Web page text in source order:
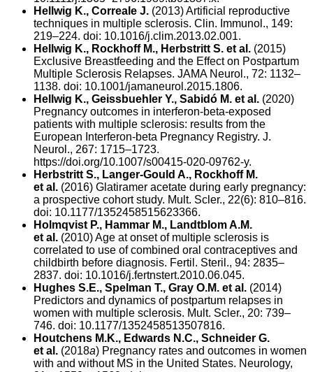
Hellwig K., Correale J. (2013) Artificial reproductive
techniques in multiple sclerosis. Clin. Immunol., 149:
219–224. doi: 10.1016/j.clim.2013.02.001.
Hellwig K., Rockhoff M., Herbstritt S. et al. (2015)
Exclusive Breastfeeding and the Effect on Postpartum
Multiple Sclerosis Relapses. JAMA Neurol., 72: 1132–
1138. doi: 10.1001/jamaneurol.2015.1806.
Hellwig K., Geissbuehler Y., Sabidó M. et al. (2020)
Pregnancy outcomes in interferon-beta-exposed
patients with multiple sclerosis: results from the
European Interferon-beta Pregnancy Registry. J.
Neurol., 267: 1715–1723.
https://doi.org/10.1007/s00415-020-09762-y.
Herbstritt S., Langer-Gould A., Rockhoff M.
et al. (2016) Glatiramer acetate during early pregnancy:
a prospective cohort study. Mult. Scler., 22(6): 810–816.
doi: 10.1177/1352458515623366.
Holmqvist P., Hammar M., Landtblom A.M.
et al. (2010) Age at onset of multiple sclerosis is
correlated to use of combined oral contraceptives and
childbirth before diagnosis. Fertil. Steril., 94: 2835–
2837. doi: 10.1016/j.fertnstert.2010.06.045.
Hughes S.E., Spelman T., Gray O.M. et al. (2014)
Predictors and dynamics of postpartum relapses in
women with multiple sclerosis. Mult. Scler., 20: 739–
746. doi: 10.1177/1352458513507816.
Houtchens M.K., Edwards N.C., Schneider G.
et al. (2018a) Pregnancy rates and outcomes in women
with and without MS in the United States. Neurology,